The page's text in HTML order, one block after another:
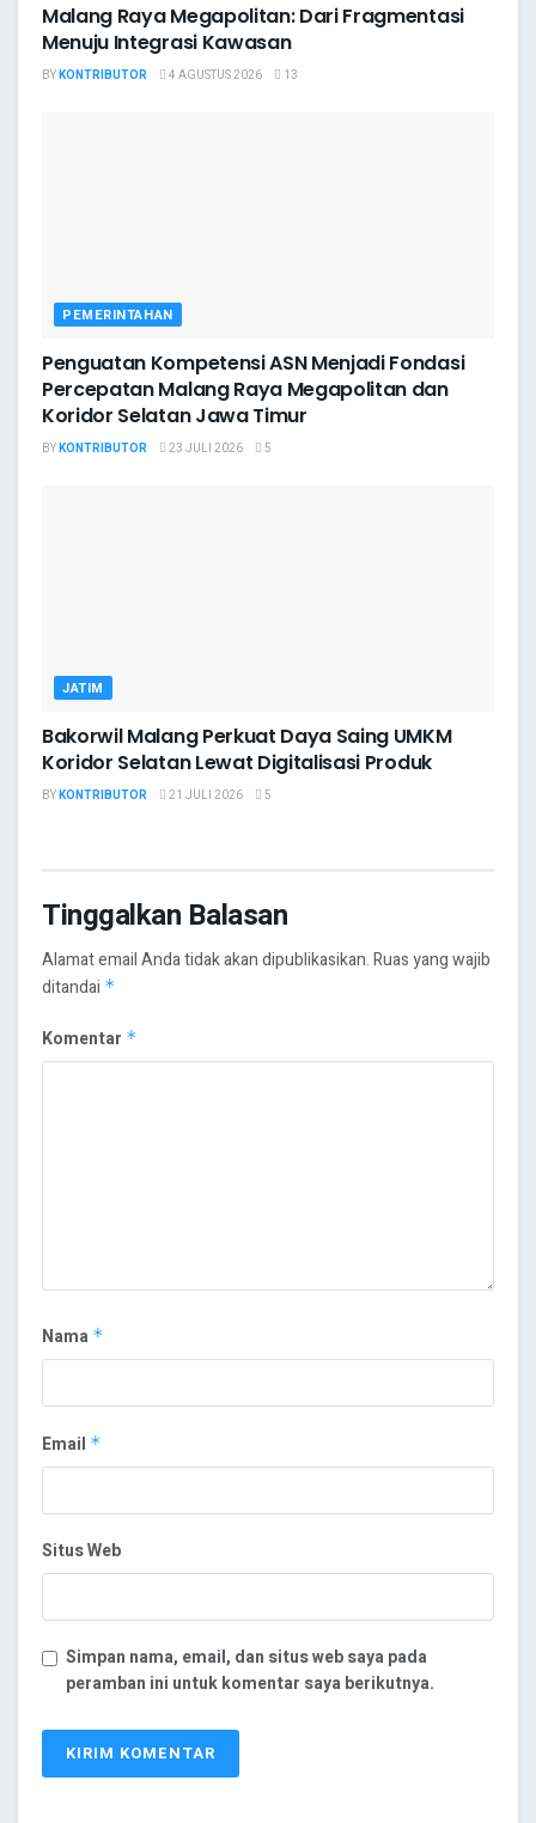
Malang Raya Megapolitan: Dari Fragmentasi
Menuju Integrasi Kawasan
BYKONTRIBUTOR 4 AGUSTUS 2026 13
PEMERINTAHAN
Penguatan Kompetensi ASN Menjadi Fondasi
Percepatan Malang Raya Megapolitan dan
Koridor Selatan Jawa Timur
BYKONTRIBUTOR 23 JULI 2026 5
JATIM
Bakorwil Malang Perkuat Daya Saing UMKM
Koridor Selatan Lewat Digitalisasi Produk
BYKONTRIBUTOR 21 JULI 2026 5
Tinggalkan Balasan
Alamat email Anda tidak akan dipublikasikan.Ruas yang wajib
ditandai *
Komentar *
Nama *
Email *
Situs Web
Simpan nama, email, dan situs web saya pada
peramban ini untuk komentar saya berikutnya.